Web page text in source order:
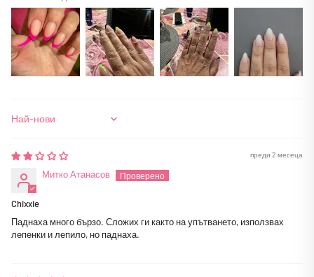
Sort by
преди 2 месеца
Митко Атанасов
Chixxie
Паднаха много бързо. Сложих ги както на упътването, използвах
лепенки и лепило, но паднаха.